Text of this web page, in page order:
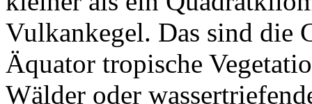
Äquator tropische
Wälder oder
gleich nach der Ankunft